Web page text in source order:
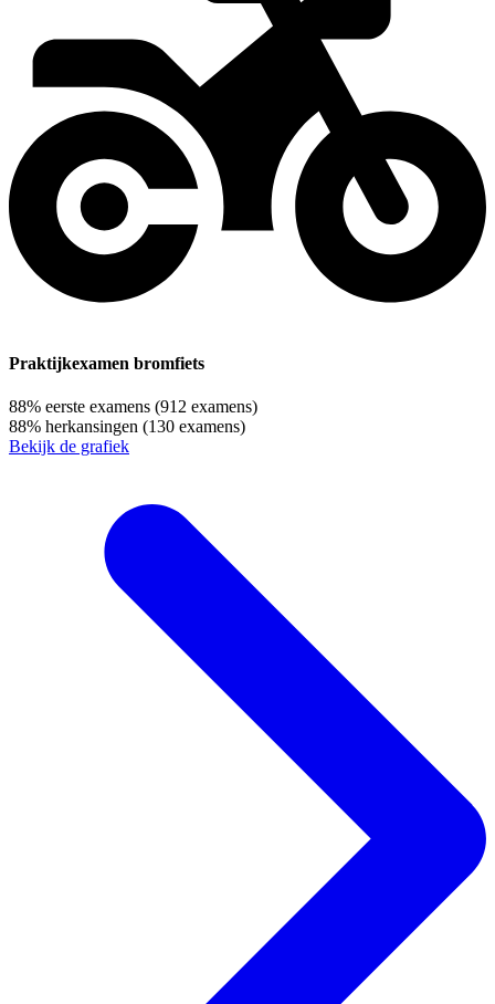
Praktijkexamen bromfiets
88% eerste examens (912 examens)
88% herkansingen (130 examens)
Bekijk de grafiek